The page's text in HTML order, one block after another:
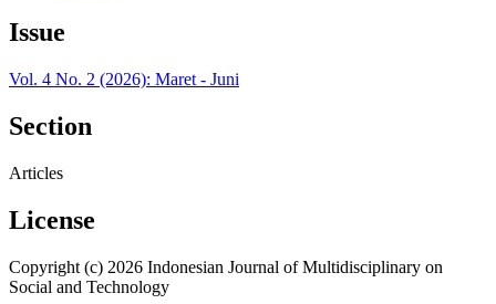
Issue
Vol. 4 No. 2 (2026): Maret - Juni
Section
Articles
License
Copyright (c) 2026 Indonesian Journal of Multidisciplinary on
Social and Technology